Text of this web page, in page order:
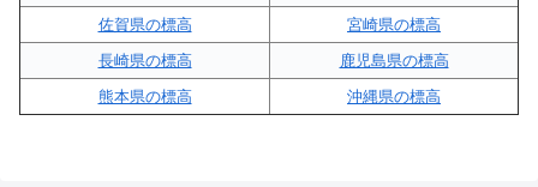
佐賀県の標高
宮崎県の標高
長崎県の標高
鹿児島県の標高
熊本県の標高
沖縄県の標高